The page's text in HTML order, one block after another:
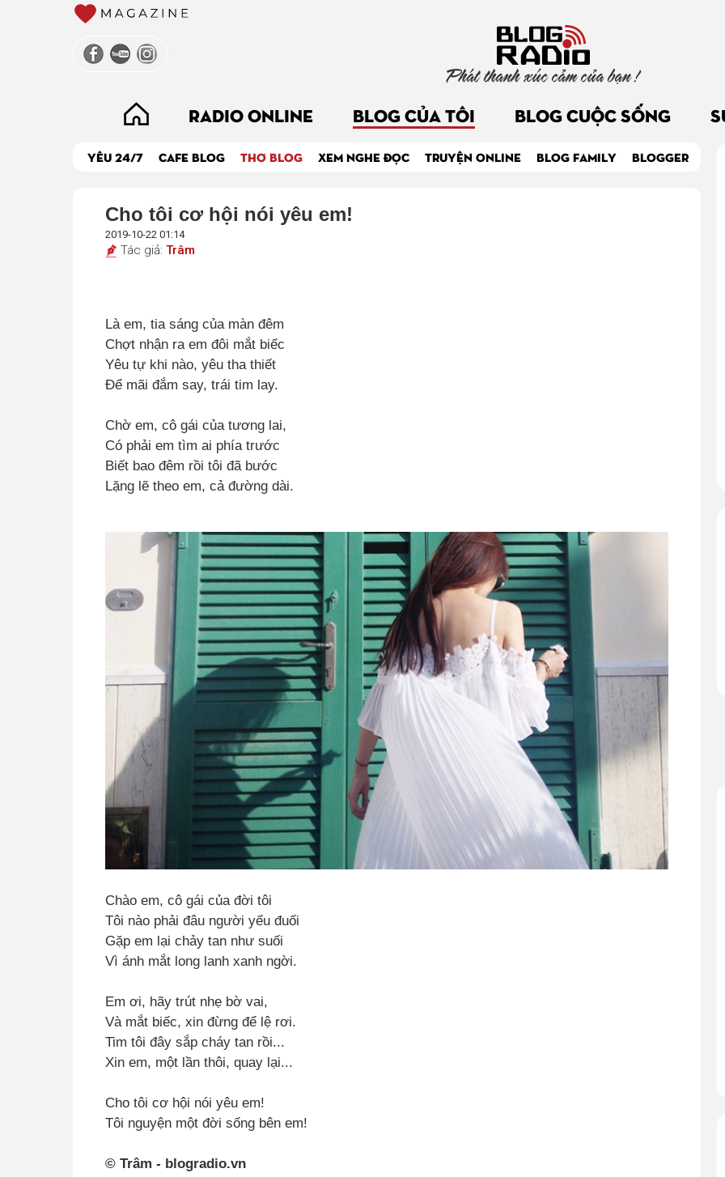
Phát thanh xúc cảm của bạn !
RADIO ONLINE BLOG CỦA TÔI BLOG CUỘC SỐNG
YÊU 24/7 CAFE BLOG THƠ BLOG XEM NGHE ĐỌC TRUYỆN ONLINE BLOG FAMILY BLOGGER
Cho tôi cơ hội nói yêu em!
2019-10-22 01:14
Tác giả: Trâm
Là em, tia sáng của màn đêm
Chợt nhận ra em đôi mắt biếc
Yêu tự khi nào, yêu tha thiết
Để mãi đắm say, trái tim lay.
Chờ em, cô gái của tương lai,
Có phải em tìm ai phía trước
Biết bao đêm rồi tôi đã bước
Lặng lẽ theo em, cả đường dài.
Chào em, cô gái của đời tôi
Tôi nào phải đâu người yếu đuối
Gặp em lại chảy tan như suối
Vì ánh mắt long lanh xanh ngời.
Em ơi, hãy trút nhẹ bờ vai,
Và mắt biếc, xin đừng để lệ rơi.
Tim tôi đây sắp cháy tan rồi...
Xin em, một lần thôi, quay lại...
Cho tôi cơ hội nói yêu em!
Tôi nguyện một đời sống bên em!
© Trâm - blogradio.vn